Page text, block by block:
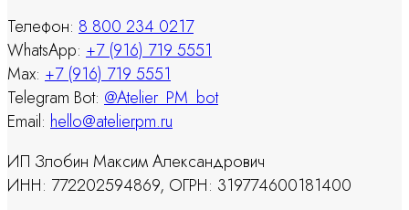
Телефон: 8 800 234 0217
WhatsApp: +7 (916) 719 5551
Max: +7 (916) 719 5551
Telegram Bot: @Atelier_PM_bot
Email: hello@atelierpm.ru
ИП Злобин Максим Александрович
ИНН: 772202594869, ОГРН: 319774600181400